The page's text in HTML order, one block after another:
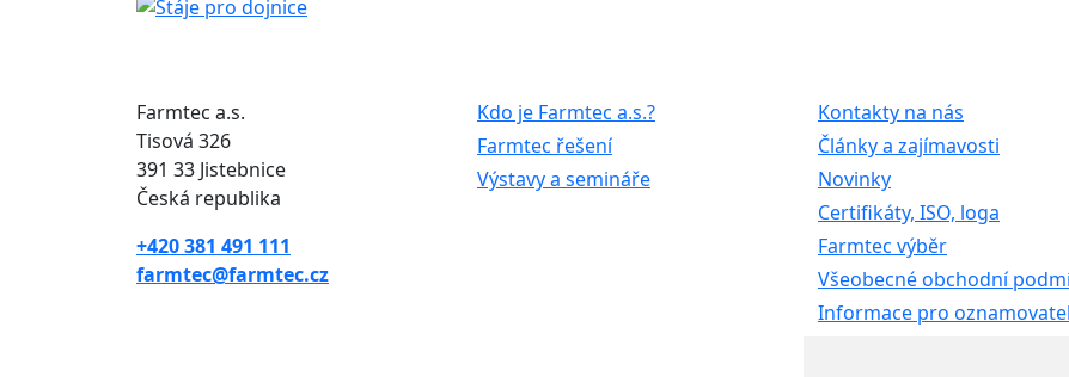
Farmtec a.s.
Tisová 326
391 33 Jistebnice
Česká republika
+420 381 491 111
farmtec@farmtec.cz
Kdo je Farmtec a.s.?
Farmtec řešení
Výstavy a semináře
Kontakty na nás
Články a zajímavosti
Novinky
Certifikáty, ISO, loga
Farmtec výběr
Všeobecné obchodní
Informace pro